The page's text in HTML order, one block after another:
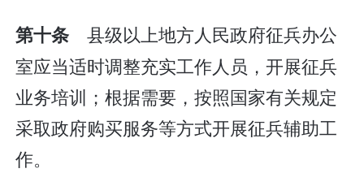
第十条 县级以上地方人民政府征兵办公
室应当适时调整充实工作人员，开展征兵
业务培训；根据需要，按照国家有关规定
采取政府购买服务等方式开展征兵辅助工
作。